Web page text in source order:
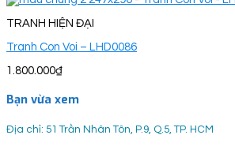
TRANH HIỆN ĐẠI
Tranh Con Voi – LHD0086
1.800.000₫
Bạn vừa xem
Địa chỉ: 51 Trần Nhân Tôn, P.9, Q.5, TP. HCM